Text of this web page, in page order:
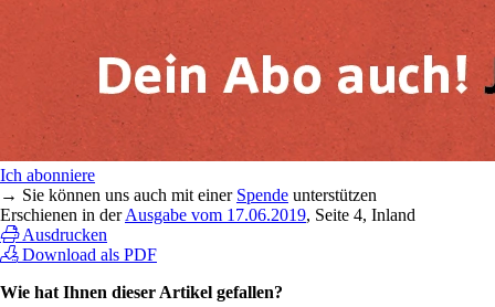
Ich abonniere
→ Sie können uns auch mit einer Spende unterstützen
Erschienen in derAusgabe vom 17.06.2019, Seite 4, Inland
Ausdrucken
Download als PDF
Wie hat Ihnen dieser Artikel gefallen?